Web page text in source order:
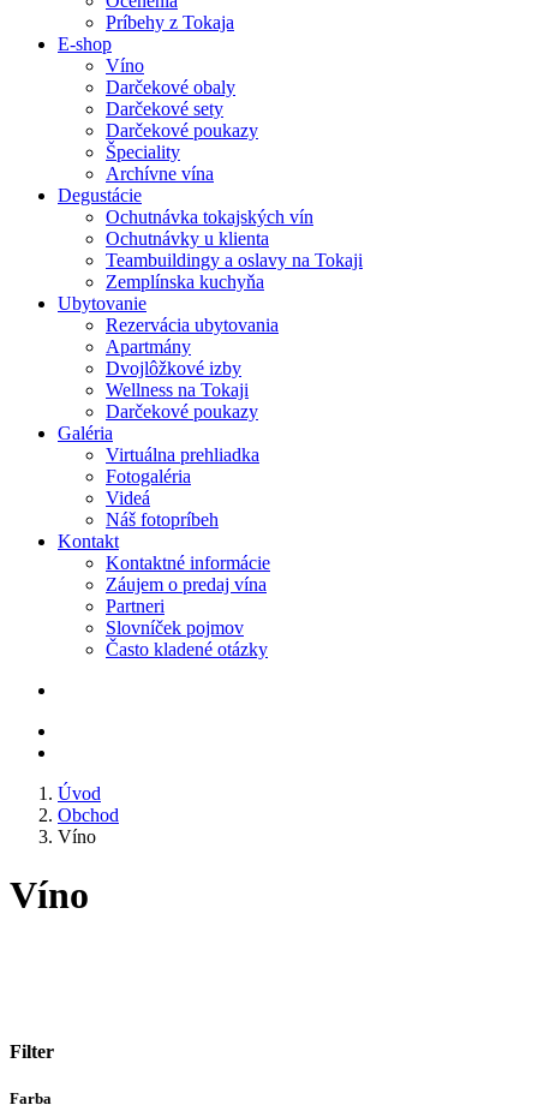
Príbehy z Tokaja
E-shop
Víno
Darčekové obaly
Darčekové sety
Darčekové poukazy
Špeciality
Archívne vína
Degustácie
Ochutnávka tokajských vín
Ochutnávky u klienta
Teambuildingy a oslavy na Tokaji
Zemplínska kuchyňa
Ubytovanie
Rezervácia ubytovania
Apartmány
Dvojlôžkové izby
Wellness na Tokaji
Darčekové poukazy
Galéria
Virtuálna prehliadka
Fotogaléria
Videá
Náš fotopríbeh
Kontakt
Kontaktné informácie
Záujem o predaj vína
Partneri
Slovníček pojmov
Často kladené otázky
Úvod
Obchod
Víno
Víno
Filter
Farba